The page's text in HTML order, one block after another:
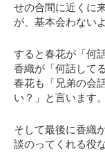
せの合間に近くに
が、基本会わない
すると春花が 「何
香織が「何話して
春花も「兄弟の会
い？」と言います。
そして最後に香織
談のってくれる役